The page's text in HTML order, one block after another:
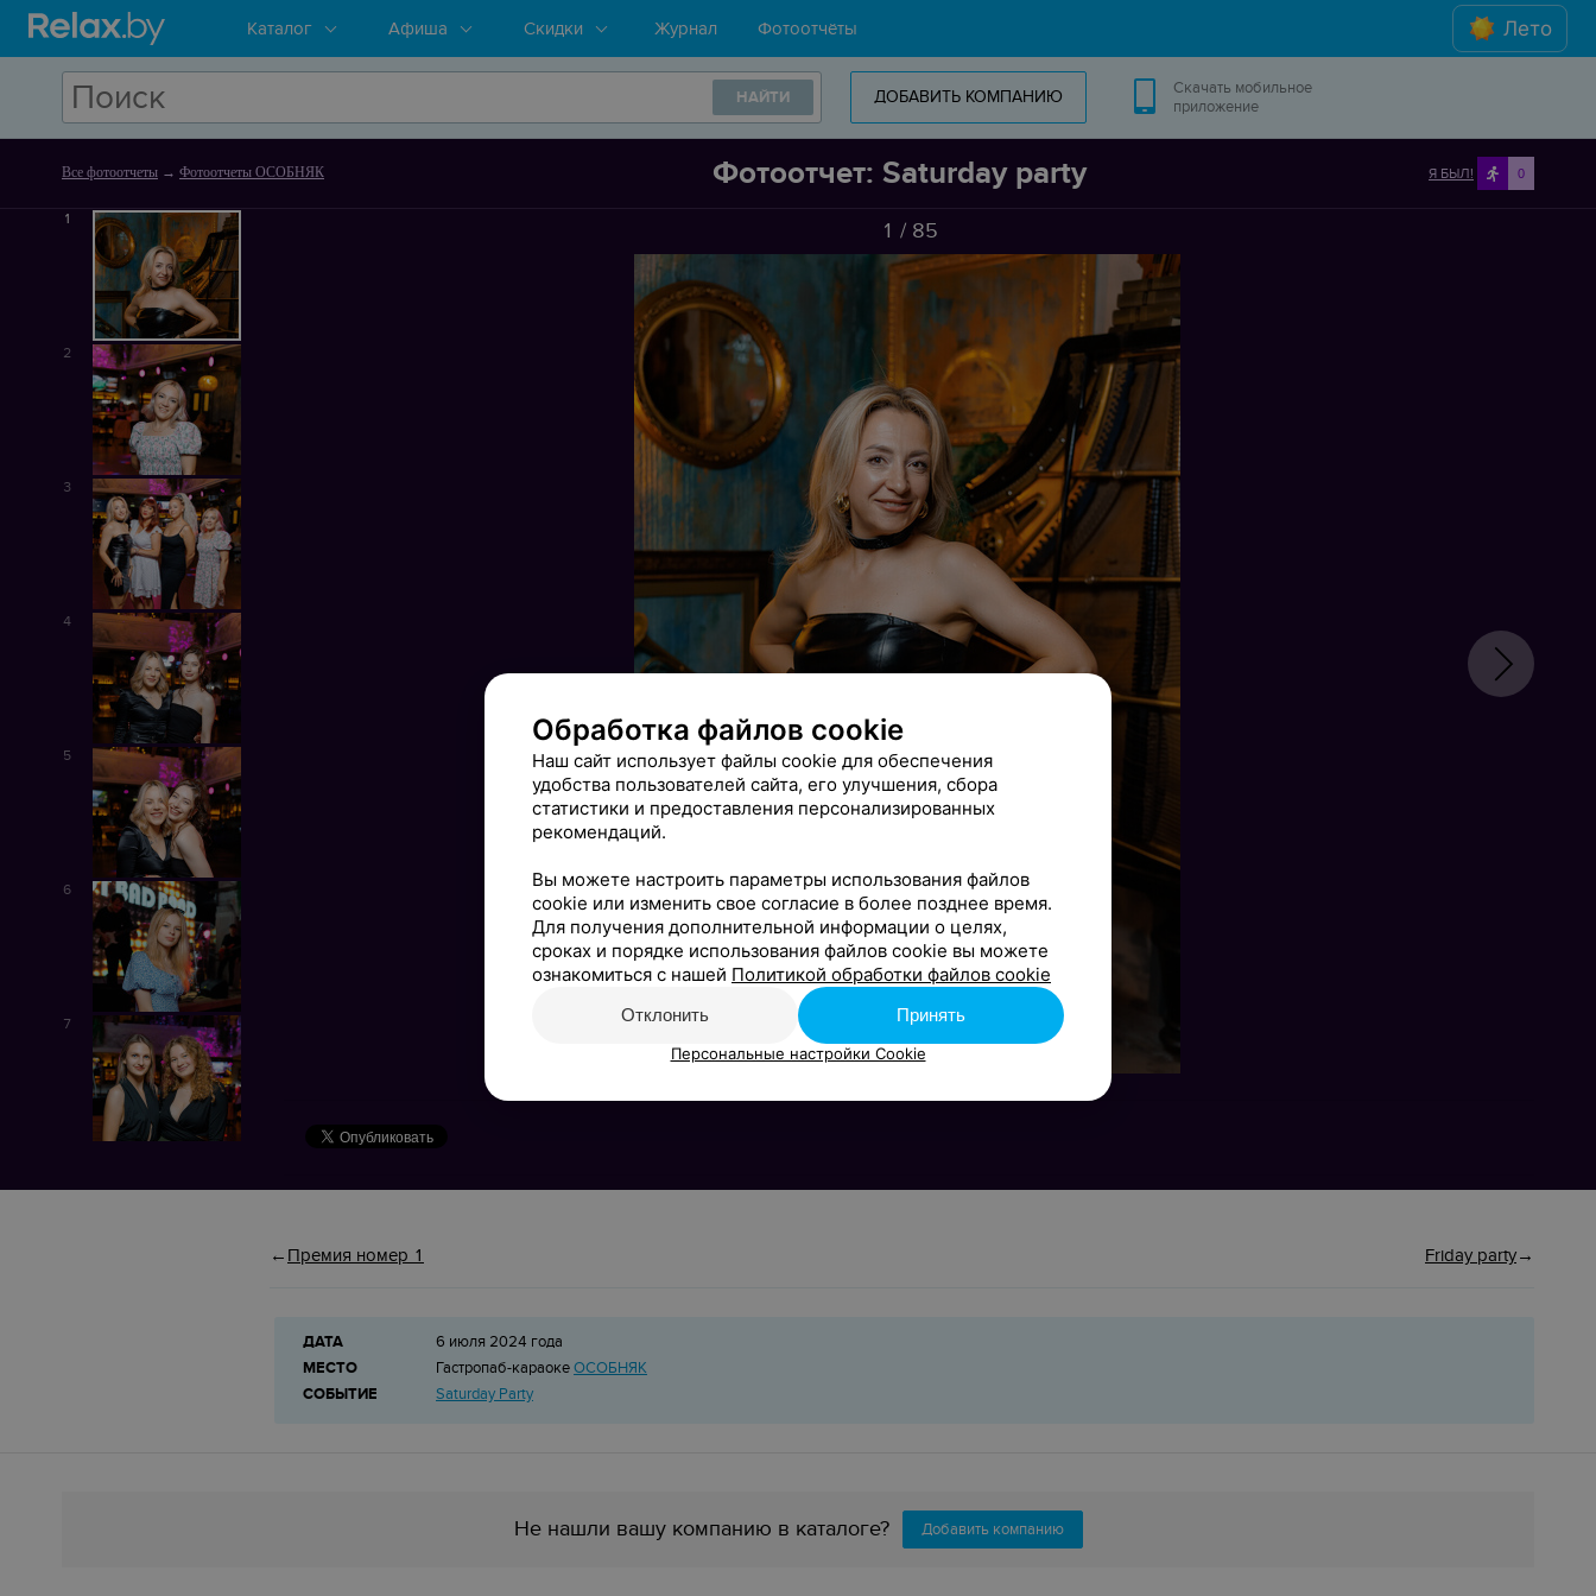
Каталог Афиша Скидки Журнал Фотоотчёты Лето
НАЙТИ ДОБАВИТЬ КОМПАНИЮ
Скачать мобильное
приложение
Все фотоотчеты → Фотоотчеты ОСОБНЯК Фотоотчет: Saturday party Я БЫЛ! 0
1 / 85
Премия номер 1 Friday party
ДАТА
6 июля 2024 года
МЕСТО
Гастропаб-караокеОСОБНЯК
СОБЫТИЕ
Saturday Party
Не нашли вашу компанию в каталоге? Добавить компанию
Обработка файлов cookie
Наш сайт использует файлы cookie для обеспечения
удобства пользователей сайта, его улучшения, сбора
статистики и предоставления персонализированных
рекомендаций.
Вы можете настроить параметры использования файлов
cookie или изменить свое согласие в более позднее время.
Для получения дополнительной информации о целях,
сроках и порядке использования файлов cookie вы можете
ознакомиться с нашей Политикой обработки файлов cookie
Отклонить Принять
Персональные настройки Cookie